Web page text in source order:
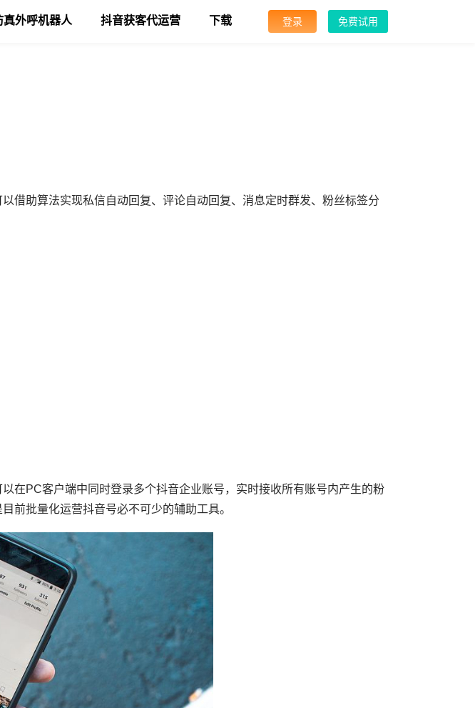
真外呼机器人 抖音获客代运营 下载 登录 免费试用
借助算法实现私信自动回复、评论自动回复、消息定时群发、粉丝标签分
在PC客户端中同时登录多个抖音企业账号，实时接收所有账号内产生的粉
前批量化运营抖音号必不可少的辅助工具。